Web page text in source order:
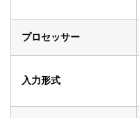
プロセッサー
入力形式